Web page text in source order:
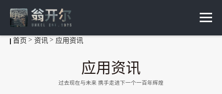
首页 资讯 应用资讯
应用资讯
过去现在与未来 携手走进下一个一百年辉煌